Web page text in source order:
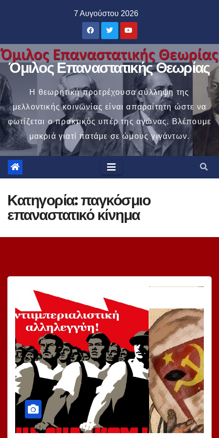
7 Αυγούστου 2026
Όμιλος Επαναστατικής Θεωρίας
Η θεωρητική προτρέχουσα σύλληψη της
μελλοντικής κοινωνίας είναι απαραίτητη ώστε να
φωτίζεται ο πρακτικός υπέρ της αγώνας. Βλέπουμε
μακριά γιατί πατάμε σε ώμους γιγάντων.
Κατηγορία:παγκόσμιο
επαναστατικό κίνημα